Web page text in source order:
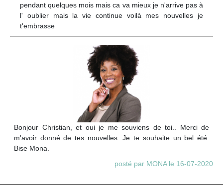
pendant quelques mois mais ca va mieux je n'arrive pas à
l' oublier mais la vie continue voilà mes nouvelles je
t'embrasse
Bonjour Christian, et oui je me souviens de toi.. Merci de
m'avoir donné de tes nouvelles. Je te souhaite un bel été.
Bise Mona.
posté par MONA le 16-07-2020